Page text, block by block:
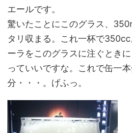
エールです。
驚いたことにこのグラス、
タリ収まる。これ一杯で
ーラをこのグラスに注ぐとき
っていいですな。これで缶一
分・・・。げふっ。